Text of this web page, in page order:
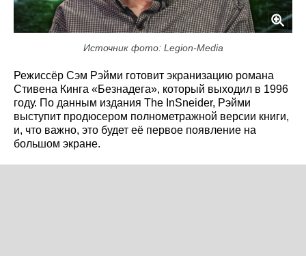
Источник фото: Legion-Media
Режиссёр Сэм Рэйми готовит экранизацию романа
Стивена Кинга «Безнадега», который выходил в 1996
году. По данным издания The InSneider, Рэйми
выступит продюсером полнометражной версии книги,
и, что важно, это будет её первое появление на
большом экране.